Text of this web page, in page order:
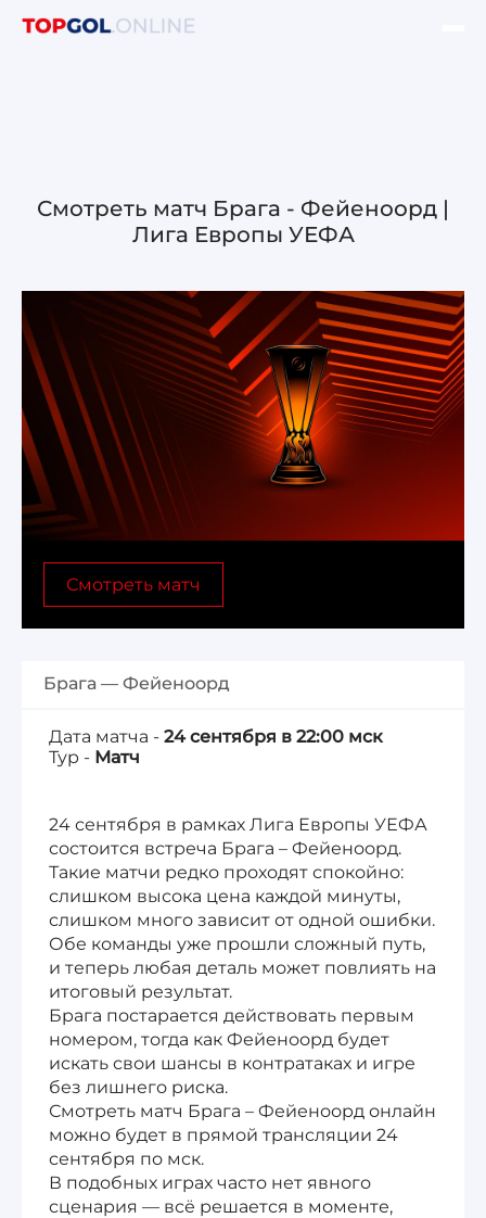
ОБЗОРЫ ЛЧ УЕФА
ОБЗОРЫ ЛЕ УЕФА
Лига чемпионов УЕФА
Лига Европы УЕФА
Лига конференций УЕФА
Лига 1, Чемпионат Франции
Бундеслига, Чемпионат Германии
Чемпионат Саудовской Аравии 25/26
Смотреть матч Брага - Фейеноорд |
Лига Европы УЕФА
Смотреть матч
Брага — Фейеноорд
Дата матча - 24 сентября в 22:00 мск
Тур - Матч
24 сентября в рамках Лига Европы УЕФА
состоится встреча Брага – Фейеноорд.
Такие матчи редко проходят спокойно:
слишком высока цена каждой минуты,
слишком много зависит от одной ошибки.
Обе команды уже прошли сложный путь,
и теперь любая деталь может повлиять на
итоговый результат.
Брага постарается действовать первым
номером, тогда как Фейеноорд будет
искать свои шансы в контратаках и игре
без лишнего риска.
Смотреть матч Брага – Фейеноорд онлайн
можно будет в прямой трансляции 24
сентября по мск.
В подобных играх часто нет явного
сценария — всё решается в моменте,